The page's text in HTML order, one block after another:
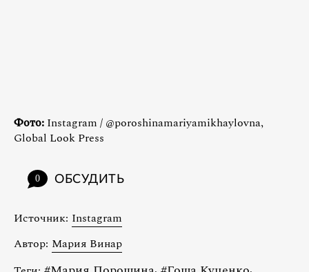
Фото: Instagram / @poroshinamariyamikhaylovna,
Global Look Press
0 ОБСУДИТЬ
Источник: Instagram
Автор: Мария Винар